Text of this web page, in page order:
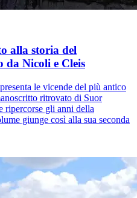
alla storia del
da Nicoli e Cleis
le vicende del più antico
ritrovato di Suor
ripercorse gli anni della
giunge così alla sua seconda